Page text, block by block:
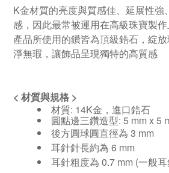
K金材質的亮度與質感佳、延展性強
感，因此最常被運用在高級珠寶製
產品所使用的鑽皆為頂級鋯石， 綻
淨無瑕，讓飾品呈現獨特的高質感
< 材質與規格 >
材質: 14K金，進口鋯石
圓點邊三鑽造型: 5 mm x 5
後方圓球圓直徑為 3 mm
耳針針長約為 6 mm
耳針粗度為 0.7 mm (一般